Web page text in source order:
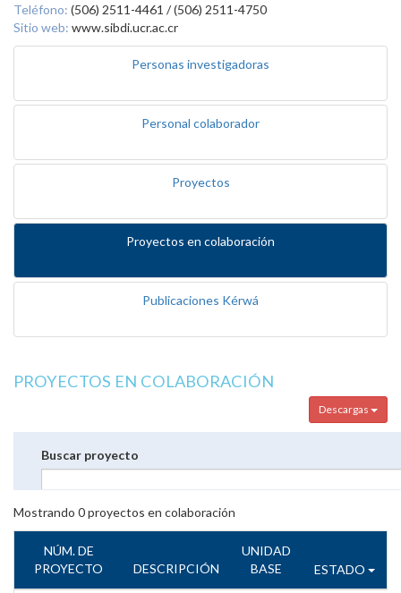
Teléfono: (506) 2511-4461 / (506) 2511-4750
Sitio web: www.sibdi.ucr.ac.cr
Personas investigadoras
Personal colaborador
Proyectos
Proyectos en colaboración
Publicaciones Kérwá
PROYECTOS EN COLABORACIÓN
Descargas
Buscar proyecto
Mostrando 0proyectos en colaboración
NÚM. DE
PROYECTO
DESCRIPCIÓN
UNIDAD
BASE
ESTADO